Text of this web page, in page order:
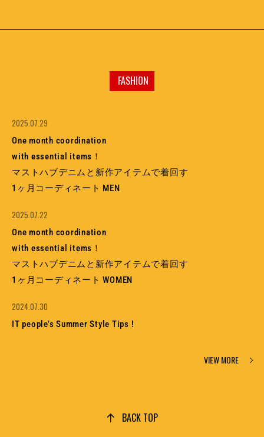
FASHION
2025.07.29
One month coordination
with essential items！
マストハブデニムと新作アイテムで着回す
1ヶ月コーディネート MEN
2025.07.22
One month coordination
with essential items！
マストハブデニムと新作アイテムで着回す
1ヶ月コーディネート WOMEN
2024.07.30
IT people’s Summer Style Tips !
VIEW MORE
BACK TOP